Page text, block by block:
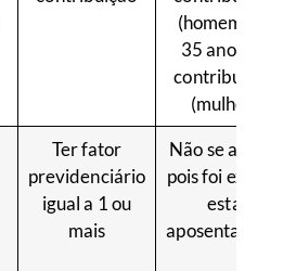
(homem) ou
35 anos de
contribuição
(mulher)
Ter fator
previdenciário
igual a 1 ou
mais
Não se aplica,
pois foi extinta
esta
aposentadoria